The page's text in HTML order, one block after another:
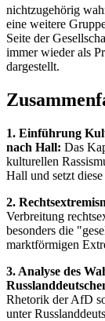
nichtzugehörig
eine weitere
Seite der
immer wieder als
dargestellt.
1. Einführung
nach Hall: Das
kulturellen
Hall und setzt
2.
Verbreitung
besonders die
marktförmigen
3. Analyse des
Rhetorik der AfD
unter